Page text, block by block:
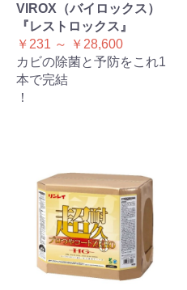
VIROX（バイロックス）
『レストロックス』
￥231 ～ ￥28,600
カビの除菌と予防をこれ1
本で完結
！